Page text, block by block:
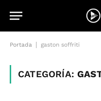
Portada gaston soffriti
CATEGORÍA: